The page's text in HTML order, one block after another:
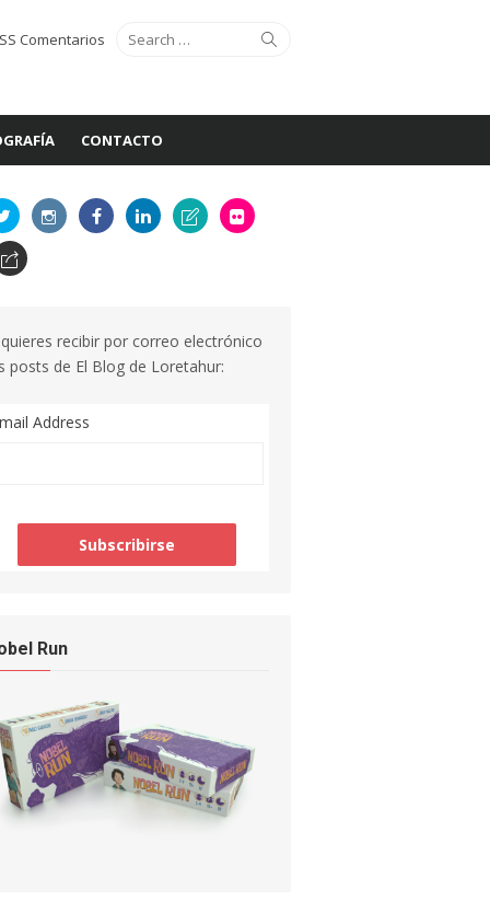
Search
for:
Comentarios
CONTACTO
recibir por correo electrónico
posts de El Blog de Loretahur:
Address
Run